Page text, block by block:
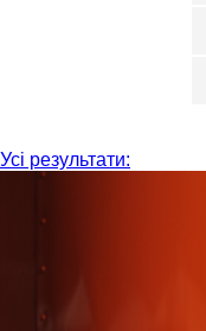
Усі результати: